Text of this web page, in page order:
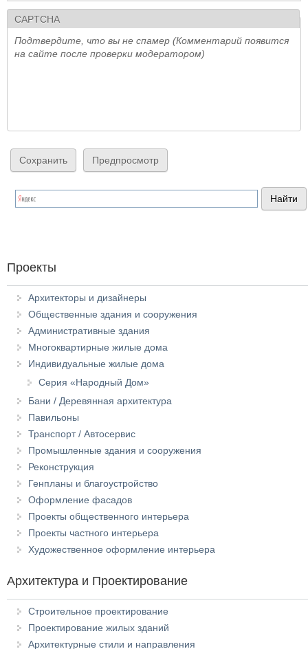
CAPTCHA
Подтвердите, что вы не спамер (Комментарий появится
на сайте после проверки модератором)
Проекты
Архитекторы и дизайнеры
Общественные здания и сооружения
Административные здания
Многоквартирные жилые дома
Индивидуальные жилые дома
Серия «Народный Дом»
Бани / Деревянная архитектура
Павильоны
Транспорт / Автосервис
Промышленные здания и сооружения
Реконструкция
Генпланы и благоустройство
Оформление фасадов
Проекты общественного интерьера
Проекты частного интерьера
Художественное оформление интерьера
Архитектура и Проектирование
Строительное проектирование
Проектирование жилых зданий
Архитектурные стили и направления